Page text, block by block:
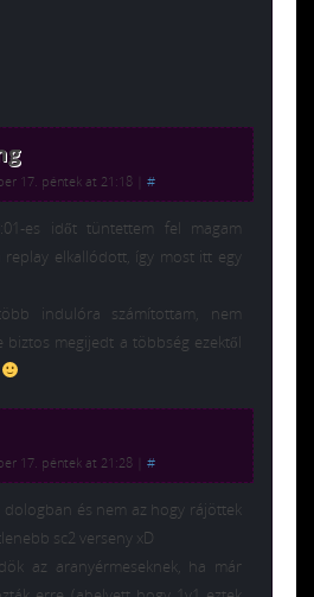
17. péntek at 21:18 #
es időt tüntettem fel magam
replay elkallódott, így most itt egy
indulóra számítottam, nem
megijedt a többség ezektől
17. péntek at 21:28 #
dologban és nem az hogy rájöttek
sc2 verseny xD
az aranyérmeseknek, ha már